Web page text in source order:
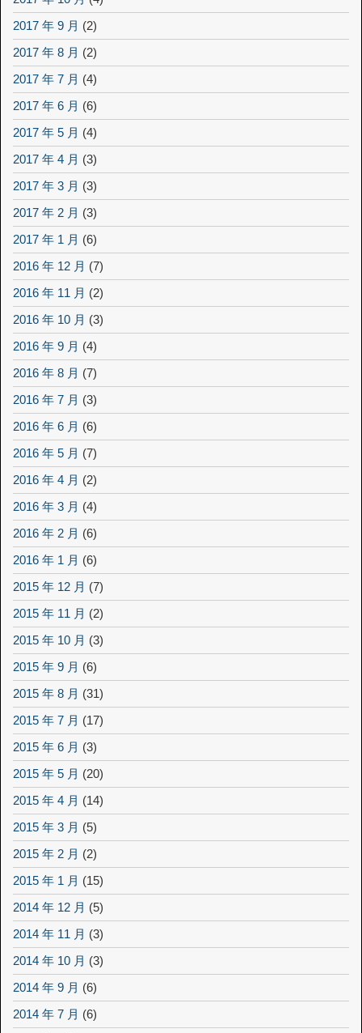
2017 年 9 月 (2)
2017 年 8 月 (2)
2017 年 7 月 (4)
2017 年 6 月 (6)
2017 年 5 月 (4)
2017 年 4 月 (3)
2017 年 3 月 (3)
2017 年 2 月 (3)
2017 年 1 月 (6)
2016 年 12 月 (7)
2016 年 11 月 (2)
2016 年 10 月 (3)
2016 年 9 月 (4)
2016 年 8 月 (7)
2016 年 7 月 (3)
2016 年 6 月 (6)
2016 年 5 月 (7)
2016 年 4 月 (2)
2016 年 3 月 (4)
2016 年 2 月 (6)
2016 年 1 月 (6)
2015 年 12 月 (7)
2015 年 11 月 (2)
2015 年 10 月 (3)
2015 年 9 月 (6)
2015 年 8 月 (31)
2015 年 7 月 (17)
2015 年 6 月 (3)
2015 年 5 月 (20)
2015 年 4 月 (14)
2015 年 3 月 (5)
2015 年 2 月 (2)
2015 年 1 月 (15)
2014 年 12 月 (5)
2014 年 11 月 (3)
2014 年 10 月 (3)
2014 年 9 月 (6)
2014 年 7 月 (6)